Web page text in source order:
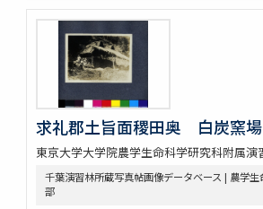
求礼郡土旨面稷田奥 白炭窯場
東京大学大学院農学生命科学研究科附属演
千葉演習林所蔵写真帖画像データベース | 農学
部